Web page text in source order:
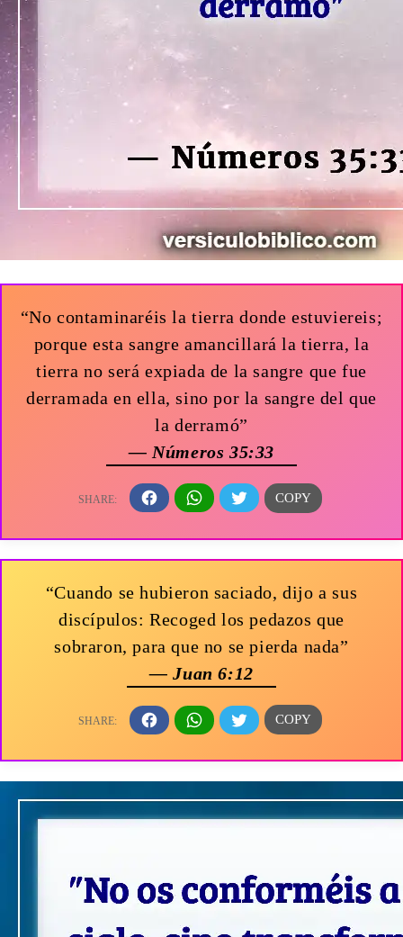
“No contaminaréis la tierra donde estuviereis;
porque esta sangre amancillará la tierra, la
tierra no será expiada de la sangre que fue
derramada en ella, sino por la sangre del que
la derramó”
— Números 35:33
“Cuando se hubieron saciado, dijo a sus
discípulos: Recoged los pedazos que
sobraron, para que no se pierda nada”
— Juan 6:12